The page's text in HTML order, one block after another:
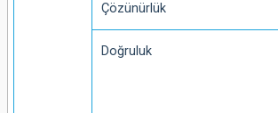
Çözünürlük
Doğruluk